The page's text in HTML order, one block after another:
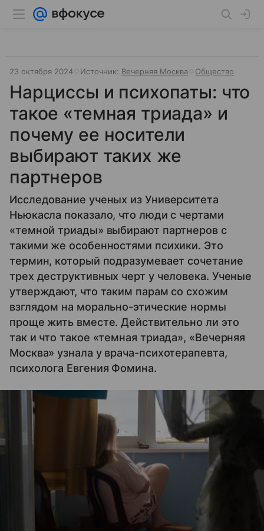
23 октября 2024 Источник: Вечерняя Москва Общество
Нарциссы и психопаты: что
такое «темная триада» и
почему ее носители
выбирают таких же
партнеров
Исследование ученых из Университета
Ньюкасла показало, что люди с чертами
«темной триады» выбирают партнеров с
такими же особенностями психики. Это
термин, который подразумевает сочетание
трех деструктивных черт у человека. Ученые
утверждают, что таким парам со схожим
взглядом на морально-этические нормы
проще жить вместе. Действительно ли это
так и что такое «темная триада», «Вечерняя
Москва» узнала у врача-психотерапевта,
психолога Евгения Фомина.